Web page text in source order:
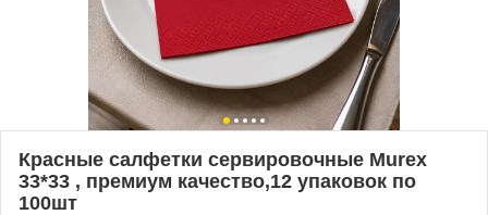
Красные салфетки сервировочные Murex
33*33 , премиум качество,12 упаковок по
100шт